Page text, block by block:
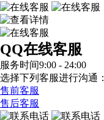
QQ在线客服
服务时间9:00 - 24:00
选择下列客服进行沟通：
售前客服
售后客服